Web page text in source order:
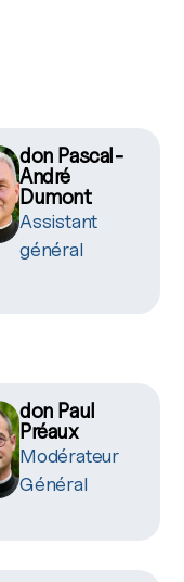
don Pascal-
André
Dumont
Assistant
général
don Paul
Préaux
Modérateur
Général